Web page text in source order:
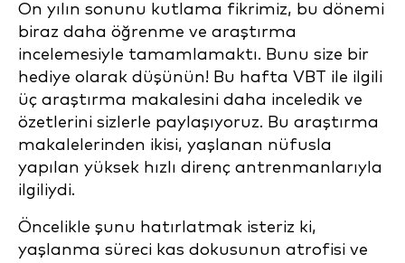
On yılın sonunu kutlama fikrimiz, bu dönemi
biraz daha öğrenme ve araştırma
incelemesiyle tamamlamaktı. Bunu size bir
hediye olarak düşünün! Bu hafta VBT ile ilgili
üç araştırma makalesini daha inceledik ve
özetlerini sizlerle paylaşıyoruz. Bu araştırma
makalelerinden ikisi, yaşlanan nüfusla
yapılan yüksek hızlı direnç antrenmanlarıyla
ilgiliydi.
Öncelikle şunu hatırlatmak isteriz ki,
yaşlanma süreci kas dokusunun atrofisi ve